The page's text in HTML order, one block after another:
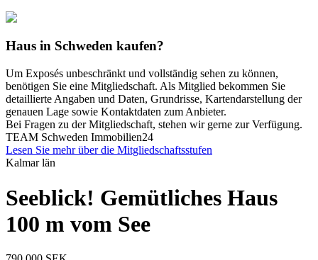
Haus in Schweden kaufen?
Um Exposés unbeschränkt und vollständig sehen zu können,
benötigen Sie eine Mitgliedschaft. Als Mitglied bekommen Sie
detaillierte Angaben und Daten, Grundrisse, Kartendarstellung der
genauen Lage sowie Kontaktdaten zum Anbieter.
Bei Fragen zu der Mitgliedschaft, stehen wir gerne zur Verfügung.
TEAM Schweden Immobilien24
Lesen Sie mehr über die Mitgliedschaftsstufen
Kalmar län
Seeblick! Gemütliches Haus
100 m vom See